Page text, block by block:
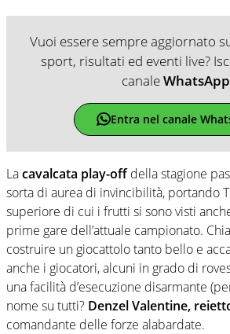
Vuoi essere sempre aggiornato
sport, risultati ed eventi live?
canaleWhatsApp
Entra nel canale
Lacavalcata play-offdella stagione
sorta di aurea di invincibilità, portando
superiore di cui i frutti si sono visti
prime gare dell’attuale campionato.
costruire un giocattolo tanto bello e
anche i giocatori, alcuni in grado di
una facilità d’esecuzione disarmante
nome su tutti? Denzel Valentine,
comandante delle forze alabardate.